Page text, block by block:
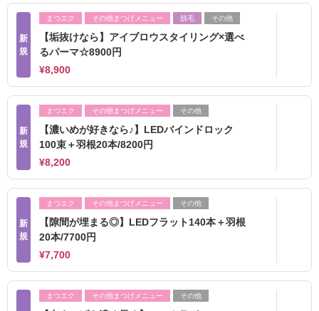
新
規
まつエク その他まつげメニュー 脱毛 その他
【垢抜けなら】アイブロウスタイリング×選べ
るパーマ☆8900円
¥8,900
新
規
まつエク その他まつげメニュー その他
【濃いめが好きなら♪】LEDバインドロック
100束＋羽根20本/8200円
¥8,200
新
規
まつエク その他まつげメニュー その他
【隙間が埋まる◎】LEDフラット140本＋羽根
20本/7700円
¥7,700
まつエク その他まつげメニュー その他